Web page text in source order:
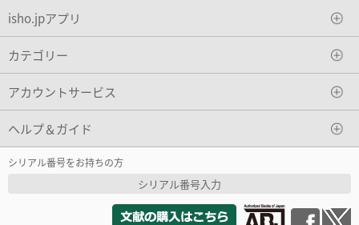
isho.jpアプリ
カテゴリー
アカウントサービス
ヘルプ＆ガイド
シリアル番号をお持ちの方
シリアル番号入力